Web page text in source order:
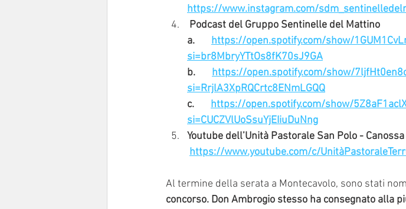
https://www.instagram.com/
Podcast del Gruppo Sentinelle del Mattino
a. https://open.spotify.com/show/
si=br8MbryYTtOs8fK70sJ9GA
b. https://open.spotify.com/show/
si=RrjlA3XpRQCrtc8ENmLGQQ
c. https://open.spotify.com/show/
si=CUCZVlUoSsuYjEIiuDuNng
Youtube dell’Unità Pastorale San Polo -
https://www.youtube.com/c/
Al termine della serata a Montecavolo, sono stati
concorso. Don Ambrogio stesso ha consegnato alla